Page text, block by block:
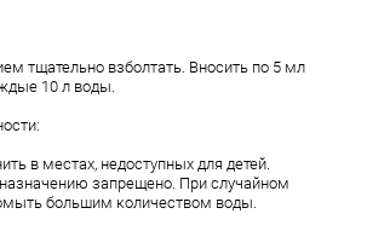
тщательно взболтать. Вносить по 5 мл
10 л воды.
в местах, недоступных для детей.
запрещено. При случайном
большим количеством воды.